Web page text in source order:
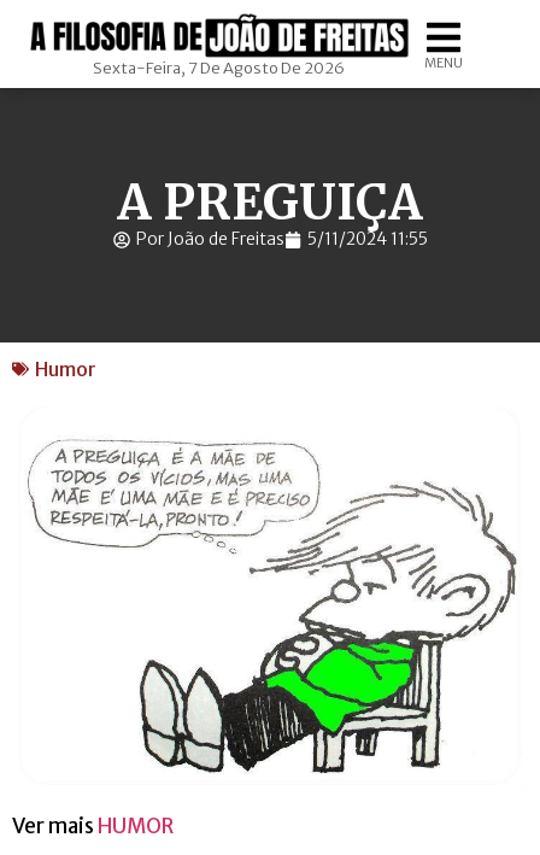
Sexta-Feira, 7 De Agosto De 2026 MENU
A PREGUIÇA
Por João de Freitas 5/11/2024 11:55
Humor
Ver mais HUMOR